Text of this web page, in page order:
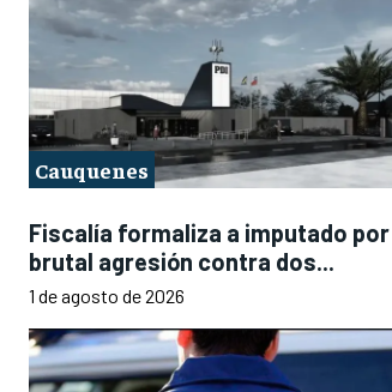
Cauquenes
Fiscalía formaliza a imputado por
brutal agresión contra dos...
1 de agosto de 2026